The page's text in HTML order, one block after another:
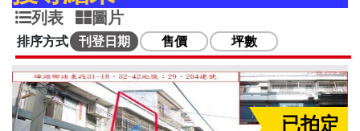
列表 圖片
排序方式 刊登日期 售價 坪數
已拍定